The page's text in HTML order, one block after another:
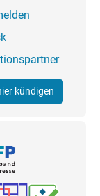
kündigen